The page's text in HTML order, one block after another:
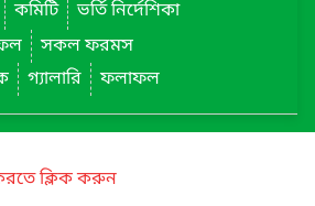
কমিটি
ভর্তি নির্দেশিকা
সকল ফরমস
গ্যালারি ফলাফল
ক্লিক করুন